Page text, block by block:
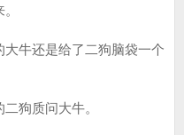
牛还是给了二狗脑袋一个
狗质问大牛。